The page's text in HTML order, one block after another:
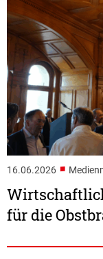
16.06.2026 ■
für die